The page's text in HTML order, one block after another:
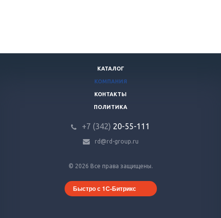
© 2026 Все права защищены.
Быстро с 1С-Битрикс
КАТАЛОГ
КОМПАНИЯ
КОНТАКТЫ
ПОЛИТИКА
+7 (342) 20-55-111
rd@rd-group.ru